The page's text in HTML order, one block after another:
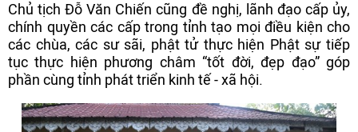
Chủ tịch Đỗ Văn Chiến cũng đề nghị, lãnh đạo cấp ủy,
chính quyền các cấp trong tỉnh tạo mọi điều kiện cho
các chùa, các sư sãi, phật tử thực hiện Phật sự tiếp
tục thực hiện phương châm “tốt đời, đẹp đạo” góp
phần cùng tỉnh phát triển kinh tế - xã hội.